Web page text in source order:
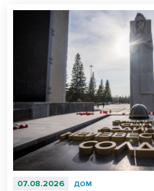
07.08.2026 ДОМ